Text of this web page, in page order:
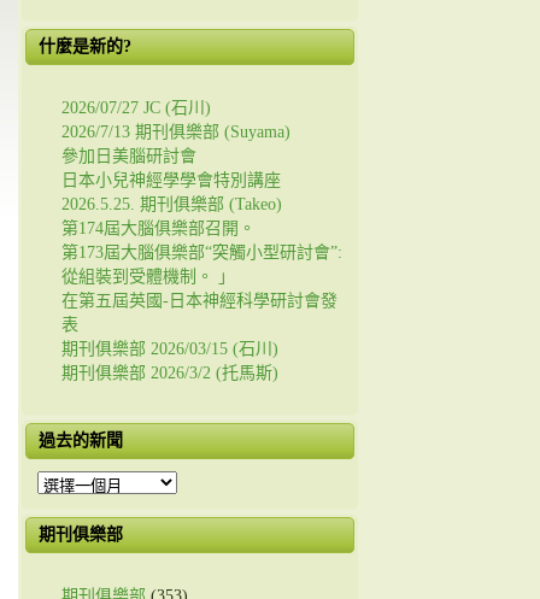
什麼是新的?
2026/07/27 JC (石川)
2026/7/13 期刊俱樂部 (Suyama)
參加日美腦研討會
日本小兒神經學學會特別講座
2026.5.25. 期刊俱樂部 (Takeo)
第174屆大腦俱樂部召開。
第173屆大腦俱樂部“突觸小型研討會”:
從組裝到受體機制。 」
在第五屆英國-日本神經科學研討會發
表
期刊俱樂部 2026/03/15 (石川)
期刊俱樂部 2026/3/2 (托馬斯)
過去的新聞
過
的
新
期刊俱樂部